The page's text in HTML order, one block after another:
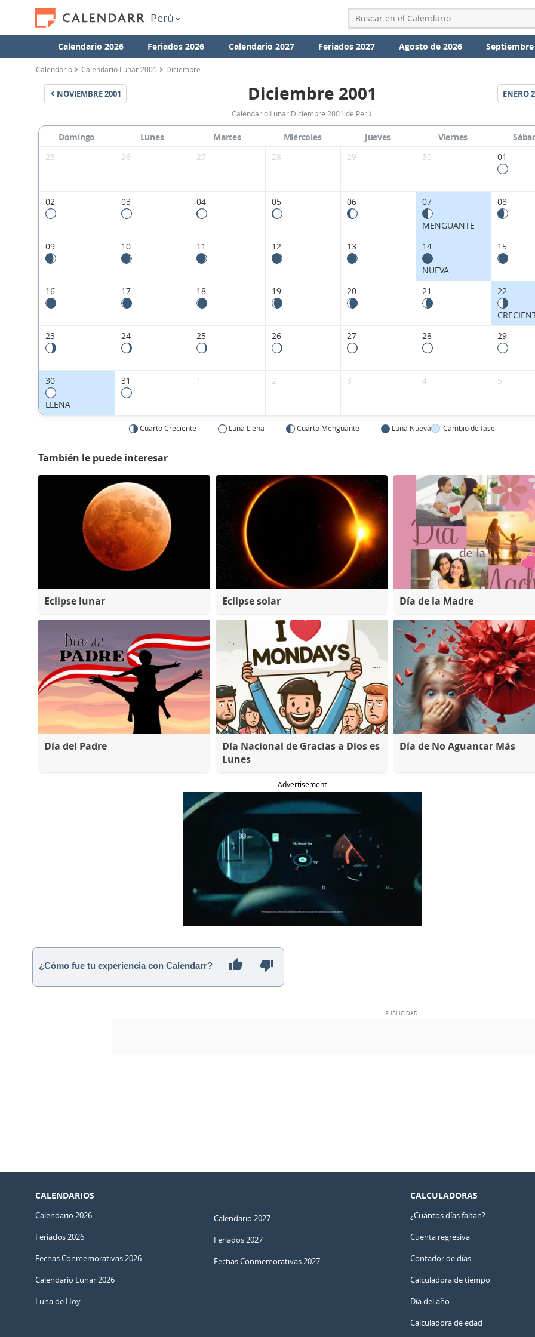
Perú
Calendario 2026 Feriados 2026 Calendario 2027 Feriados 2027 Agosto de 2026
Calendario Calendario Lunar 2001 Diciembre
NOVIEMBRE2001
Calendario
Lunar
Diciembre
2001
Perú.
Diciembre 2001 ENERO
Calendario Lunar Diciembre 2001 de Perú.
Domingo Lunes Martes Miércoles Jueves Viernes
25
26 27 28 29 30 01
02 03 04 05 06 07
MENGUANTE
08
09 10 11 12 13 14
NUEVA
15
16 17 18 19 20 21 22
23
24 25 26 27 28 29
30
LLENA
31 1 2 3 4 5
Cuarto Creciente Luna Llena Cuarto Menguante Luna Nueva Cambio de fase
También le puede interesar
Eclipse lunar Eclipse solar Día de la Madre
Día del Padre
Día Nacional de Gracias a Dios es
Lunes
Día de No Aguantar Más
Advertisement
¿Cómo fue tu experiencia con Calendarr?
CALENDARIOS
Calendario 2026
Feriados 2026
Fechas Conmemorativas 2026
Calendario Lunar 2026
Luna de Hoy
Calendario 2027
Feriados 2027
Fechas Conmemorativas 2027
CALCULADORAS
¿Cuántos días faltan?
Cuenta regresiva
Contador de días
Calculadora de tiempo
Día del año
Calculadora de edad